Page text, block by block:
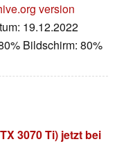
version
19.12.2022
Bildschirm: 80%
3070 Ti) jetzt bei